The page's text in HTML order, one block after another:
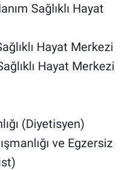
Sağlıklı Hayat
Hayat Merkezi
Hayat Merkezi
(Diyetisyen)
ve Egzersiz